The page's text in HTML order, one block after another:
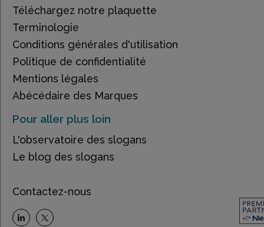
Téléchargez notre plaquette
Terminologie
Conditions générales d'utilisation
Politique de confidentialité
Mentions légales
Abécédaire des Marques
Pour aller plus loin
L'observatoire des slogans
Le blog des slogans
Contactez-nous